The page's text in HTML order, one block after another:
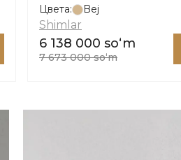
Цвета: Bej
Shimlar
6 138 000 soʻm
7 673 000 soʻm